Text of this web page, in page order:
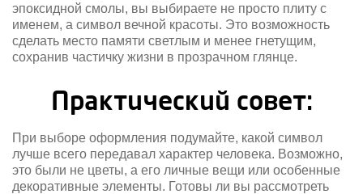
эпоксидной смолы, вы выбираете не просто плиту с
именем, а символ вечной красоты. Это возможность
сделать место памяти светлым и менее гнетущим,
сохранив частичку жизни в прозрачном глянце.
Практический совет:
При выборе оформления подумайте, какой символ
лучше всего передавал характер человека. Возможно,
это были не цветы, а его личные вещи или особенные
декоративные элементы. Готовы ли вы рассмотреть